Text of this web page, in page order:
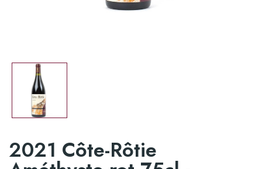
2021 Côte-Rôtie